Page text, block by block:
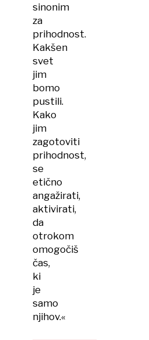
sinonim
za
prihodnost.
Kakšen
svet
jim
bomo
pustili.
Kako
jim
zagotoviti
prihodnost,
se
etično
angažirati,
aktivirati,
da
otrokom
omogočiš
čas,
ki
je
samo
njihov.«